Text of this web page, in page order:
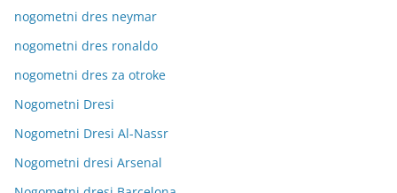
nogometni dres neymar
nogometni dres ronaldo
nogometni dres za otroke
Nogometni Dresi
Nogometni Dresi Al-Nassr
Nogometni dresi Arsenal